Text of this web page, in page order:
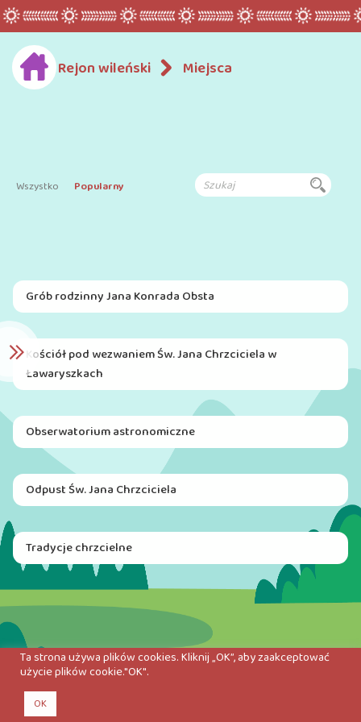
Rejon wileński Miejsca
Wszystko Popularny
Grób rodzinny Jana Konrada Obsta
Kościół pod wezwaniem Św. Jana Chrzciciela w
Ławaryszkach
Obserwatorium astronomiczne
Odpust Św. Jana Chrzciciela
Tradycje chrzcielne
Ta strona używa plików cookies. Kliknij „OK”, aby zaakceptować
użycie plików cookie."OK".
OK